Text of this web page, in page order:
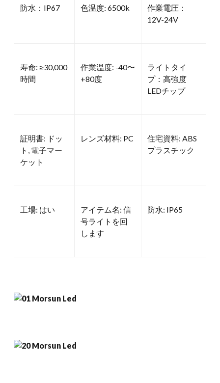
防水：IP67 色温度: 6500k
作業電圧：
12V-24V
寿命: ≥30,000
時間
作業温度: -40〜
+80度
ライトタイ
プ：高強度
LEDチップ
証明書: ドッ
ト, 電子マー
ケット
レンズ材料: PC
住宅資料: ABS
プラスチック
工場: はい
アイテム名: 信
号ライトを回
します
防水: IP65